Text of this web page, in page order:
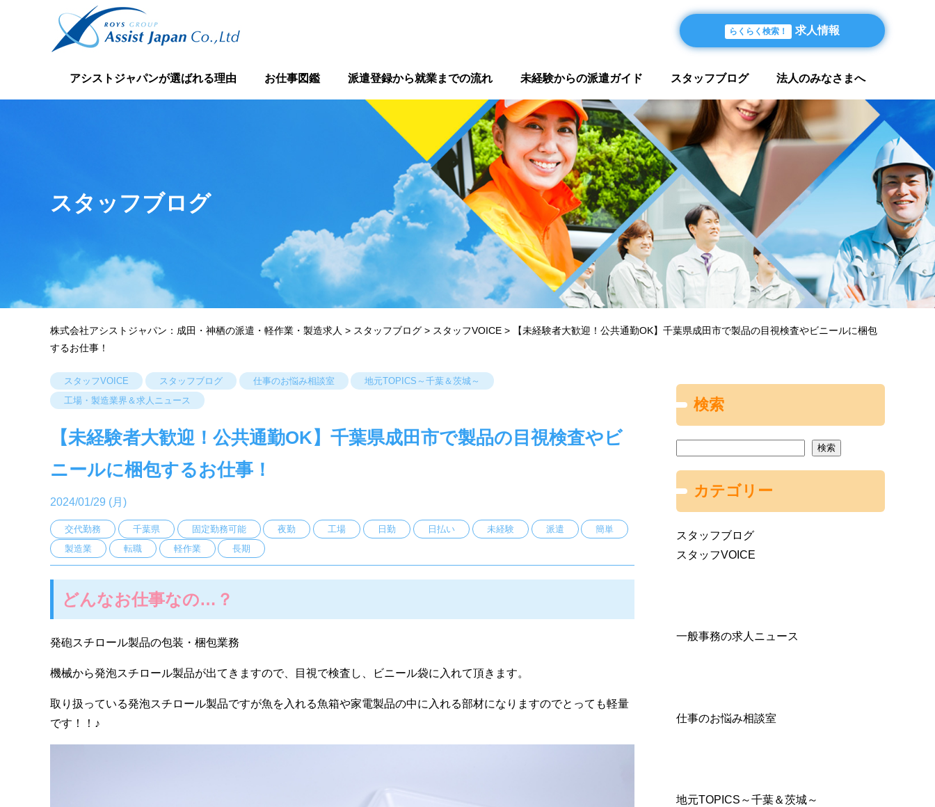
らくらく検索！ 求人情報
アシストジャパンが選ばれる理由 お仕事図鑑 派遣登録から就業までの流れ 未経験からの派遣ガイド スタッフブログ 法人のみなさまへ
スタッフブログ
株式会社アシストジャパン：成田・神栖の派遣・軽作業・製造求人 > スタッフブログ > スタッフVOICE >
【未経験者大歓迎！公共通勤OK】千葉県成田市で製品の目視検査やビニールに梱包
するお仕事！
スタッフVOICE スタッフブログ 仕事のお悩み相談室
地元TOPICS～千葉＆茨城～
工場・製造業界＆求人ニュース
【未経験者大歓迎！公共通勤OK】千葉県成田市で製品の目視検査やビ
ニールに梱包するお仕事！
2024/01/29 (月)
交代勤務 千葉県 固定勤務可能 夜勤 工場 日勤 日払い 未経験 派遣
簡単
製造業
転職 軽作業 長期
どんなお仕事なの…？
発砲スチロール製品の包装・梱包業務
機械から発泡スチロール製品が出てきますので、目視で検査し、ビニール袋に入れて頂きます。
取り扱っている発泡スチロール製品ですが魚を入れる魚箱や家電製品の中に入れる部材になりますのでとっても軽量
です！！♪
検索
検索
カテゴリー
スタッフブログ
スタッフVOICE
一般事務の求人ニュース
仕事のお悩み相談室
地元TOPICS～千葉＆茨城～